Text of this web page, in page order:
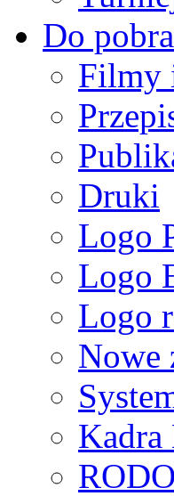
Do
Filmy
Druki
Logo
Logo
Logo
Nowe
Kadra
RODO